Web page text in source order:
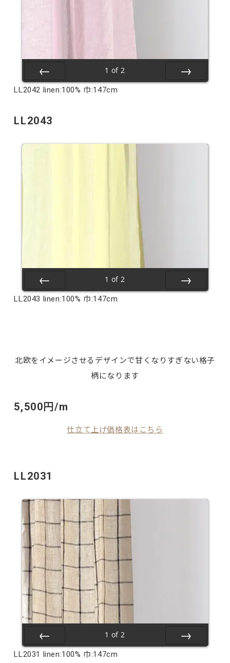
Prev
1 of 2
LL2042 linen:100% 巾:147cm
LL2043
Prev
1 of 2
LL2043 linen:100% 巾:147cm
北欧をイメージさせるデザインで甘くなりすぎない格子
柄になります
5,500円/m
仕立て上げ価格表はこちら
LL2031
Prev
1 of 2
LL2031 linen:100% 巾:147cm